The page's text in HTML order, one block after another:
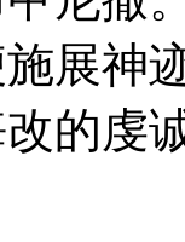
展神
的虔